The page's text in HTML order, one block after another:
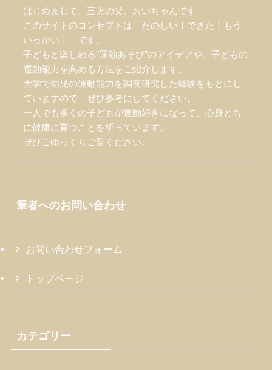
はじめまして、三児の父、おいちゃんです。
このサイトのコンセプトは「たのしい！できた！もう
いっかい！」です。
子どもと楽しめる"運動あそび"のアイデアや、子どもの
運動能力を高める方法をご紹介します。
大学で幼児の運動能力を調査研究した経験をもとにし
ていますので、ぜひ参考にしてください。
一人でも多くの子どもが運動好きになって、心身とも
に健康に育つことを祈っています。
ぜひごゆっくりご覧ください。
筆者へのお問い合わせ
お問い合わせフォーム
トップページ
カテゴリー